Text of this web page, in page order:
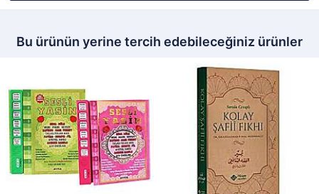
Bu ürünün yerine tercih edebileceğiniz ürünler